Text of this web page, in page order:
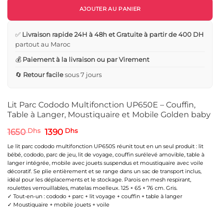
Lit Parc Cododo Multifonction UP650E – Couffin,
Table à Langer, Moustiquaire et Mobile Golden baby
1650Dhs Le
initial
était :
1650 Dhs.
1390 DhsLe
actuel
est :
1390 Dhs.
Le lit parc cododo multifonction UP650S réunit tout en un seul produit : lit
bébé, cododo, parc de jeu, lit de voyage, couffin surélevé amovible, table à
langer intégrée, mobile avec jouets suspendus et moustiquaire avec voile
décoratif. Se plie entièrement et se range dans un sac de transport inclus,
idéal pour les déplacements et le stockage. Parois en mesh respirant,
roulettes verrouillables, matelas moelleux. 125 × 65 × 76 cm. Gris.
✓ Tout-en-un : cododo + parc + lit voyage + couffin + table à langer
✓ Moustiquaire + mobile jouets + voile
AJOUTER AU PANIER
✅ Livraison rapide 24H à 48h et Gratuite à partir de 400 DH
partout au Maroc
💰 Paiement à la livraison ou par Virement
🔄 Retour facilesous 7 jours